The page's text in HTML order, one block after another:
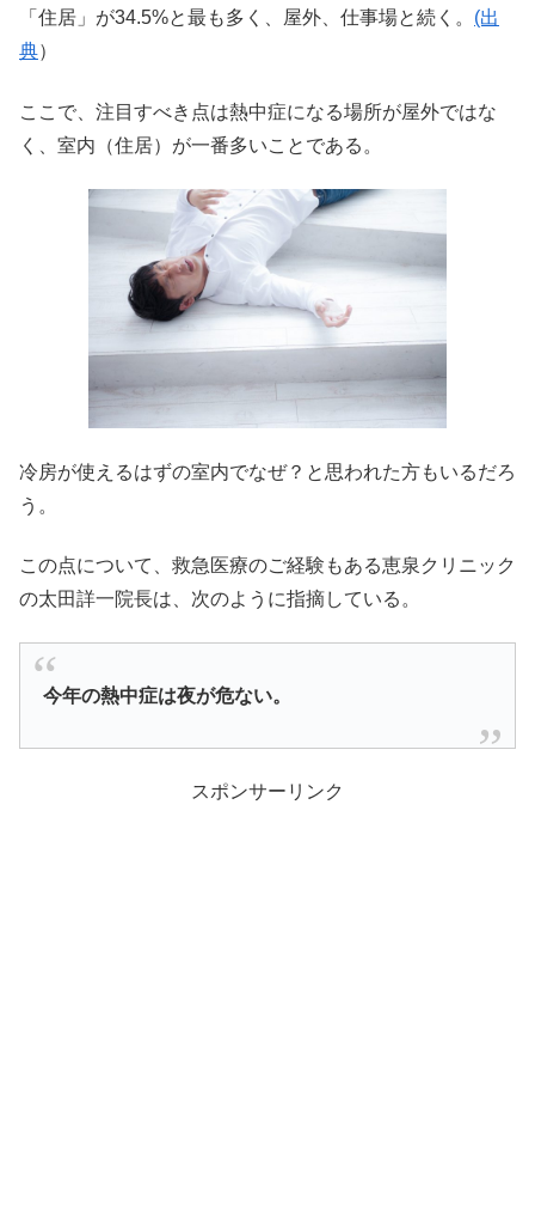
「住居」が34.5%と最も多く、屋外、仕事場と続く。 (出
典）
ここで、注目すべき点は熱中症になる場所が屋外ではな
く、室内（住居）が一番多いことである。
冷房が使えるはずの室内でなぜ？と思われた方もいるだろ
う。
この点について、救急医療のご経験もある恵泉クリニック
の太田詳一院長は、次のように指摘している。
今年の熱中症は夜が危ない。
スポンサーリンク